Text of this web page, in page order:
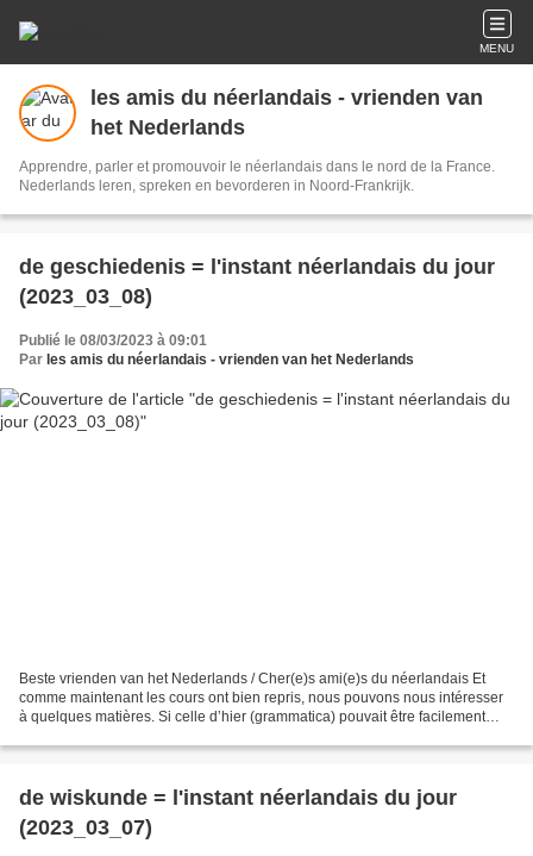
MENU
les amis du néerlandais - vrienden van
het Nederlands
Apprendre, parler et promouvoir le néerlandais dans le nord de la France.
Nederlands leren, spreken en bevorderen in Noord-Frankrijk.
de geschiedenis = l'instant néerlandais du jour
(2023_03_08)
Publié le 08/03/2023 à 09:01
Par les amis du néerlandais - vrienden van het Nederlands
Beste vrienden van het Nederlands / Cher(e)s ami(e)s du néerlandais Et
comme maintenant les cours ont bien repris, nous pouvons nous intéresser
à quelques matières. Si celle d’hier (grammatica) pouvait être facilement
de wiskunde = l'instant néerlandais du jour
(2023_03_07)